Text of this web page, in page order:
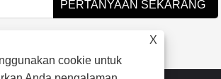
X
cookie untuk